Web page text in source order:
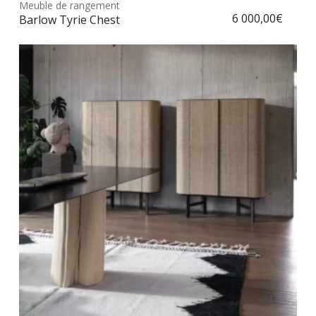
Choix des options
Les
la
Meuble de rangement
Barlow Tyrie Chest 6 000,00€
Ce